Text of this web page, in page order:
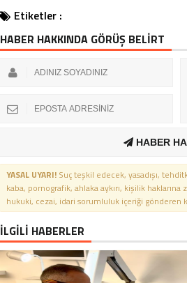
Etiketler :
HABER HAKKINDA GÖRÜŞ BELİRT
HABER
YASAL UYARI! Suç teşkil edecek, yasadışı,
kaba, pornografik, ahlaka aykırı, kişilik
hukuki, cezai, idari sorumluluk içeriği gönderen
İLGİLİ HABERLER